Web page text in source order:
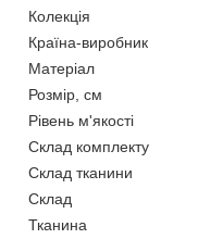
Колекція
Країна-виробник
Матеріал
Розмір, см
Рівень м'якості
Склад комплекту
Склад тканини
Склад
Тканина